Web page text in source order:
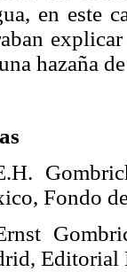
en este
hazaña
Fondo